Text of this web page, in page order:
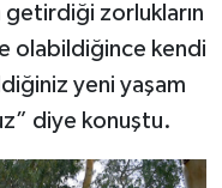
getirdiği zorlukların
olabildiğince kendi
yeni yaşam
diye konuştu.